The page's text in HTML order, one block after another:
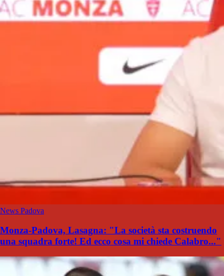
News Padova
Monza-Padova, Lasagna: "La società sta costruendo
una squadra forte! Ed ecco cosa mi chiede Calabro..."